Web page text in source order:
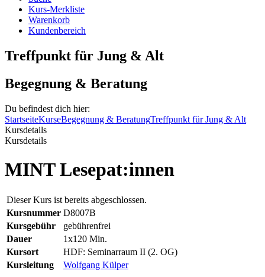
Kurs-Merkliste
Warenkorb
Kundenbereich
Treffpunkt für Jung & Alt
Begegnung & Beratung
Du befindest dich hier:
StartseiteKurseBegegnung & BeratungTreffpunkt für Jung & Alt
Kursdetails
Kursdetails
MINT Lesepat:innen
Dieser Kurs ist bereits abgeschlossen.
Kursnummer D8007B
Kursgebühr
gebührenfrei
Dauer
1x120 Min.
Kursort
HDF: Seminarraum II (2. OG)
Kursleitung
Wolfgang Külper